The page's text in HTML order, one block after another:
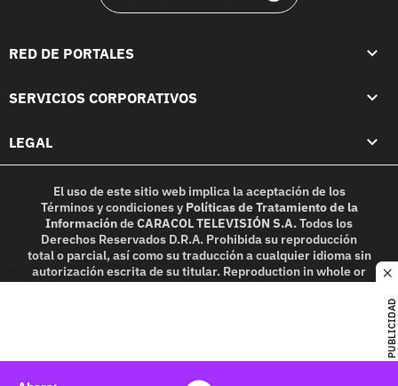
PUBLICIDAD
RED DE PORTALES
SERVICIOS CORPORATIVOS
LEGAL
El uso de este sitio web implica la aceptación de los
Términos y condicionesy Políticas de Tratamiento de la
InformacióndeCARACOL TELEVISIÓN S.A.Todos los
Derechos Reservados D.R.A. Prohibida su reproducción
total o parcial, así como su traducción a cualquier idioma sin
autorización escrita de su titular. Reproduction in whole or
in part, or translation without written permission is